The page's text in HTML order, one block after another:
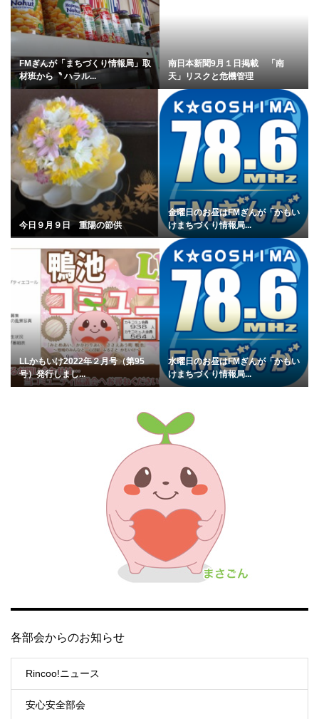
FMぎんが「まちづくり情報局」取
材班から〝 ハラル...
南日本新聞9月１日掲載 「南
天」リスクと危機管理
今日９月９日 重陽の節供
金曜日のお昼はFMぎんが「かもい
けまちづくり情報局...
LLかもいけ2022年２月号（第95
号）発行しまし...
水曜日のお昼はFMぎんが「かもい
けまちづくり情報局...
各部会からのお知らせ
Rincoo!ニュース
安心安全部会